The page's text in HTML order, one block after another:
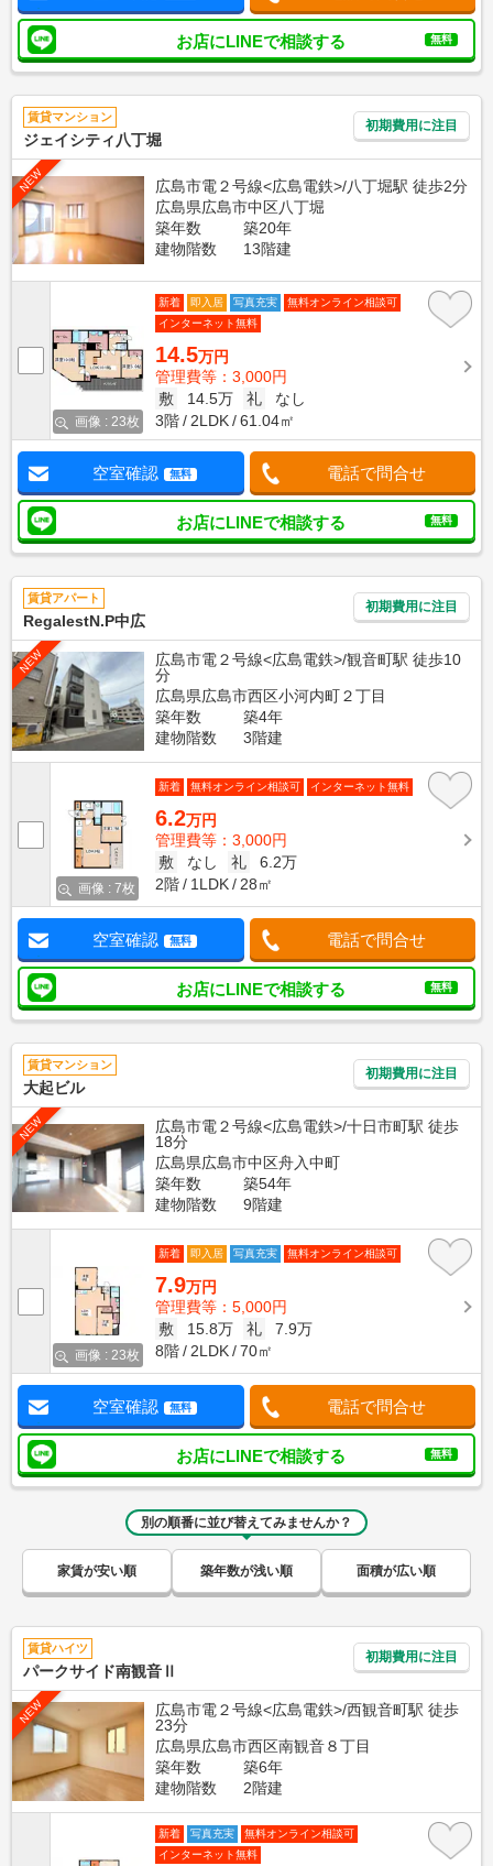
お店にLINEで相談する 無料
賃貸マンション
ジェイシティ八丁堀
初期費用に注目
NEW
広島市電２号線<広島電鉄>/八丁堀駅 徒歩2分
広島県広島市中区八丁堀
築年数
築20年
建物階数
13階建
画像 : 23枚
新着 即入居 写真充実
無料オンライン相談可
インターネット無料
14.5万円
管理費等：3,000円
敷
14.5万 礼
なし
3階
2LDK 61.04㎡
空室確認 無料 電話で問合せ
お店にLINEで相談する 無料
賃貸アパート
RegalestN.P中広
初期費用に注目
NEW
広島市電２号線<広島電鉄>/観音町駅 徒歩10
分
広島県広島市西区小河内町２丁目
築年数
築4年
建物階数
3階建
画像 : 7枚
新着 無料オンライン相談可 インターネット無料
6.2万円
管理費等：3,000円
敷
なし 礼
6.2万
2階
1LDK 28㎡
空室確認 無料 電話で問合せ
お店にLINEで相談する 無料
賃貸マンション
大起ビル
初期費用に注目
NEW
広島市電２号線<広島電鉄>/十日市町駅 徒歩
18分
広島県広島市中区舟入中町
築年数
築54年
建物階数
9階建
画像 : 23枚
新着 即入居 写真充実 無料オンライン相談可
7.9万円
管理費等：5,000円
敷
15.8万 礼
7.9万
8階
2LDK 70㎡
空室確認 無料 電話で問合せ
お店にLINEで相談する 無料
別の順番に並び替えてみませんか？
家賃が安い順 築年数が浅い順 面積が広い順
賃貸ハイツ
パークサイド南観音Ⅱ
初期費用に注目
NEW
広島市電２号線<広島電鉄>/西観音町駅 徒歩
23分
広島県広島市西区南観音８丁目
築年数
築6年
建物階数
2階建
新着 写真充実
無料オンライン相談可
インターネット無料